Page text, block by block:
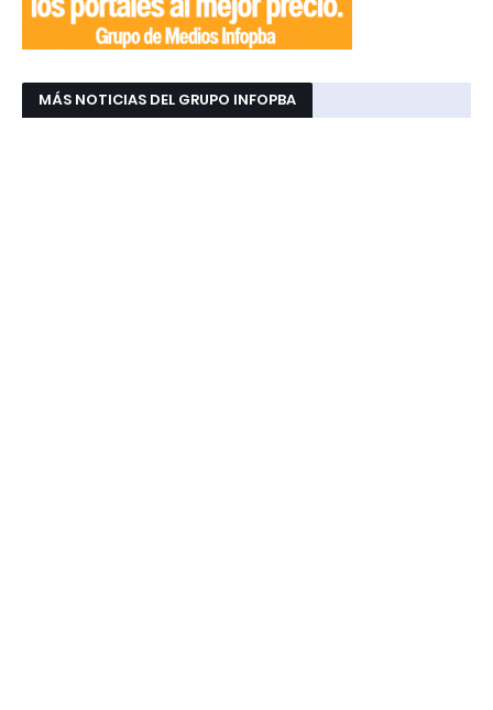
MÁS NOTICIAS DEL GRUPO INFOPBA